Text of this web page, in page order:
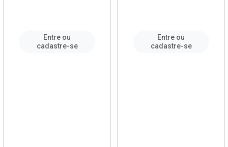
Entre ou
cadastre-se
Entre ou
cadastre-se